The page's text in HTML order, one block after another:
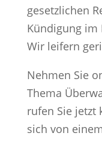
gesetzlichen
Kündigung im
Wir leifern
Nehmen Sie
Thema
rufen Sie jetzt
sich von